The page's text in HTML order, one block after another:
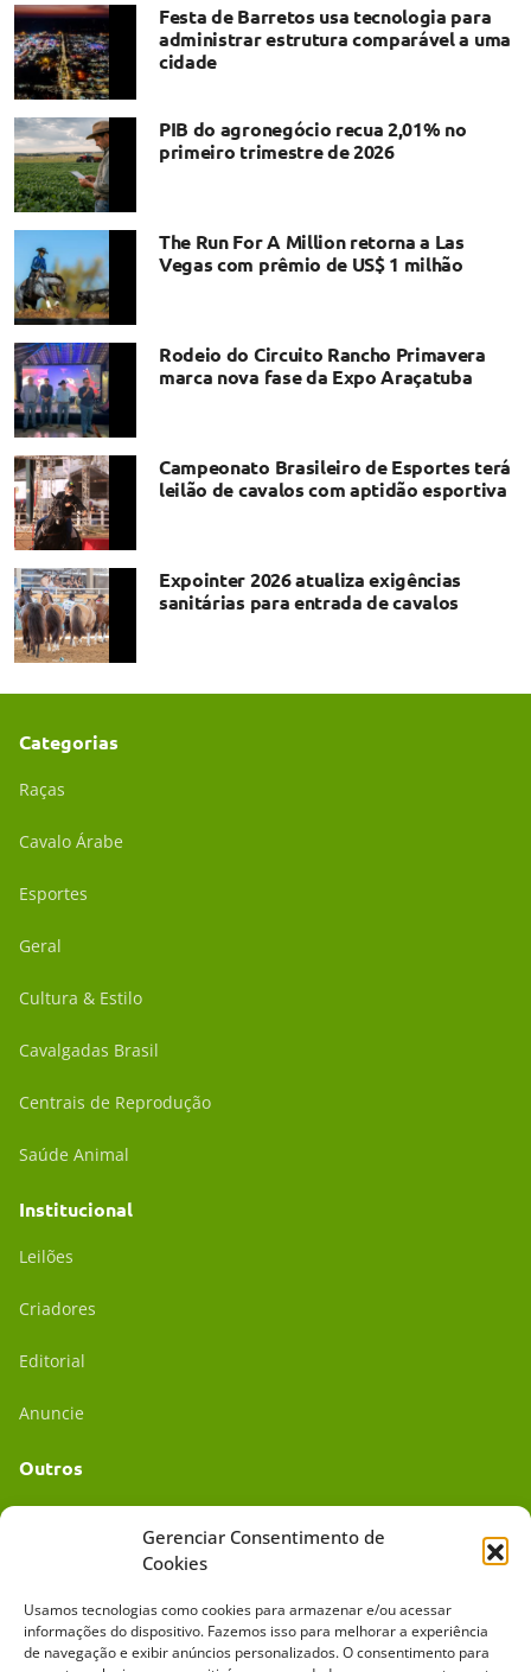
Gerenciar Consentimento de
Cookies
Usamos tecnologias como cookies para armazenar e/ou acessar
informações do dispositivo. Fazemos isso para melhorar a experiência
de navegação e exibir anúncios personalizados. O consentimento para
Festa de Barretos usa tecnologia para
administrar estrutura comparável a uma
cidade
PIB do agronegócio recua 2,01% no
primeiro trimestre de 2026
The Run For A Million retorna a Las
Vegas com prêmio de US$ 1 milhão
Rodeio do Circuito Rancho Primavera
marca nova fase da Expo Araçatuba
Campeonato Brasileiro de Esportes terá
leilão de cavalos com aptidão esportiva
Expointer 2026 atualiza exigências
sanitárias para entrada de cavalos
Categorias
Raças
Cavalo Árabe
Esportes
Geral
Cultura & Estilo
Cavalgadas Brasil
Centrais de Reprodução
Saúde Animal
Institucional
Leilões
Criadores
Editorial
Anuncie
Outros
Mídia Kit